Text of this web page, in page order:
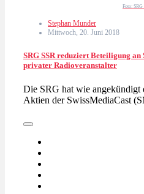
Foto: SRG
Stephan Munder
Mittwoch, 20. Juni 2018
SRG SSR reduziert Beteiligung an
privater Radioveranstalter
Die SRG hat wie angekündigt
Aktien der SwissMediaCast